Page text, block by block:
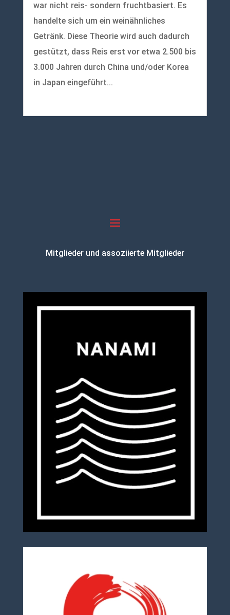
war nicht reis- sondern fruchtbasiert. Es
handelte sich um ein weinähnliches
Getränk. Diese Theorie wird auch dadurch
gestützt, dass Reis erst vor etwa 2.500 bis
3.000 Jahren durch China und/oder Korea
in Japan eingeführt...
Mitglieder und assoziierte Mitglieder